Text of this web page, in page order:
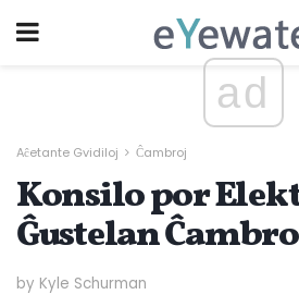
ad
Aĉetante Gvidiloj Ĉambroj
Konsilo por
Ĝustelan
by Kyle Schurman